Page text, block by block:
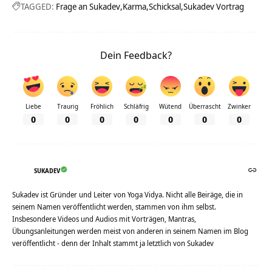
TAGGED: Frage an Sukadev Karma Schicksal Sukadev Vortrag
Dein Feedback?
Liebe
0
Traurig
0
Fröhlich
0
Schläfrig
0
Wütend
0
Überrascht
0
Zwinker
0
SUKADEV
Sukadev ist Gründer und Leiter von Yoga Vidya. Nicht alle Beiräge, die in
seinem Namen veröffentlicht werden, stammen von ihm selbst.
Insbesondere Videos und Audios mit Vorträgen, Mantras,
Übungsanleitungen werden meist von anderen in seinem Namen im Blog
veröffentlicht - denn der Inhalt stammt ja letztlich von Sukadev